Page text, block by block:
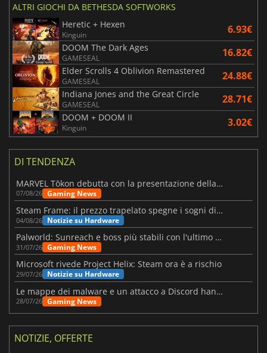
ALTRI GIOCHI DA BETHESDA SOFTWORKS
Heretic + Hexen
Kinguin 6.93€
DOOM The Dark Ages
GAMESEAL 16.82€
Elder Scrolls 4 Oblivion Remastered
GAMESEAL 24.88€
Indiana Jones and the Great Circle
GAMESEAL 28.71€
DOOM + DOOM II
Kinguin 3.02€
DI TENDENZA
MARVEL Tōkon debutta con la presentazione della roadmap per il primo anno
07/08/26 Gaming News
Steam Frame: il prezzo trapelato spegne i sogni di un VR economico
04/08/26 Notizie su Hardware
Palworld: Sunreach e boss più stabili con l'ultimo update
31/07/26 Gaming News
Microsoft rivede Project Helix: Steam ora è a rischio
29/07/26 Notizie su Hardware
Le mappe dei malware e un attacco a Discord hanno colpito Meccha Chameleon
28/07/26 Gaming News
NOTIZIE, OFFERTE